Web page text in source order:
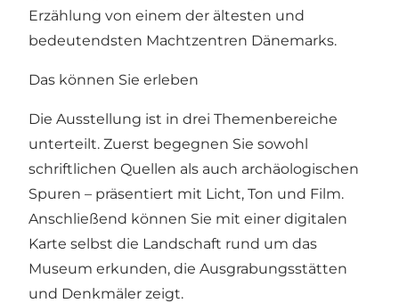
Erzählung von einem der ältesten und
bedeutendsten Machtzentren Dänemarks.
Das können Sie erleben
Die Ausstellung ist in drei Themenbereiche
unterteilt. Zuerst begegnen Sie sowohl
schriftlichen Quellen als auch archäologischen
Spuren – präsentiert mit Licht, Ton und Film.
Anschließend können Sie mit einer digitalen
Karte selbst die Landschaft rund um das
Museum erkunden, die Ausgrabungsstätten
und Denkmäler zeigt.